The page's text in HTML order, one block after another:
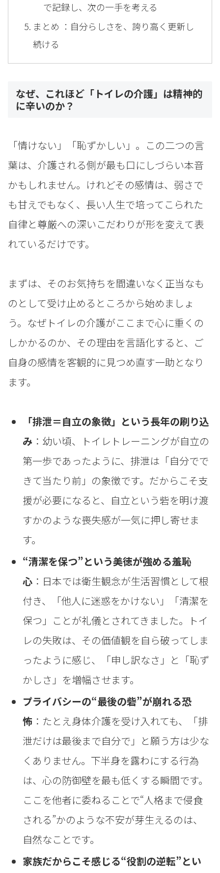
で記録し、次の一手を考える
まとめ ：自分らしさを、誇り高く更新し
続ける
なぜ、これほど「トイレの介護」は精神的
に辛いのか？
「情けない」「恥ずかしい」。この二つの言
葉は、介護される側が最も口にしづらい本音
かもしれません。けれどその感情は、弱さで
も甘えでもなく、長い人生で培ってこられた
自律と尊厳への深いこだわりが形を変えて表
れているだけです。
まずは、そのお気持ちを間違いなく正当なも
のとして受け止めるところから始めましょ
う。なぜトイレの介護がここまで心に重くの
しかかるのか、その理由を言語化すると、ご
自身の感情を客観的に見つめ直す一助となり
ます。
「排泄＝自立の象徴」という長年の刷り込
み ：幼い頃、トイレトレーニングが自立の
第一歩であったように、排泄は「自分でで
きて当たり前」の象徴です。だからこそ支
援が必要になると、自立という砦を明け渡
すかのような喪失感が一気に押し寄せま
す。
“清潔を保つ”という美徳が強める羞恥
心 ：日本では衛生観念が生活習慣として根
付き、「他人に迷惑をかけない」「清潔を
保つ」ことが礼儀とされてきました。トイ
レの失敗は、その価値観を自ら破ってしま
ったように感じ、「申し訳なさ」と「恥ず
かしさ」を増幅させます。
プライバシーの“最後の砦”が崩れる恐
怖 ：たとえ身体介護を受け入れても、「排
泄だけは最後まで自分で」と願う方は少な
くありません。下半身を露わにする行為
は、心の防御壁を最も低くする瞬間です。
ここを他者に委ねることで“人格まで侵食
される”かのような不安が芽生えるのは、
自然なことです。
家族だからこそ感じる“役割の逆転”とい